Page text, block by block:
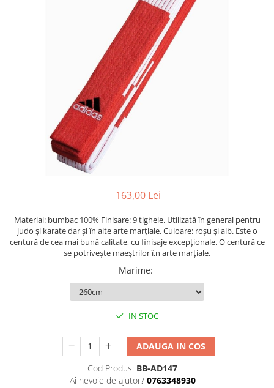
Saci box uppercut/clepsidra
Sisteme de prindere/Accesorii
Minge/Para cu dubla fixare
Platforma/Para box
Perne/Echipamente perete
ArteMartiale/Karate/Kickboxing
Kimono / Gi / Dobok Arte Martiale
Tibiere/Glezniere Arte
Martiale/Karate/Kickboxing
Centuri Arte Martiale/Karate
Arme Arte Martiale
Accesorii/Diverse
Bandaje/Fese/Manusi protectie
Palmare/Palete Box/Arte Martiale
Manechini Arte Martiale
Echipament Antrenori
Imbracaminte sport
Funii/Franghii Antrenament
Imbracaminte pt Fitness
Biciclete/Spinning
Corzi/Benzi Elastice/Expandere
Stander/Suport
163,00 Lei
Material: bumbac 100% Finisare: 9 tighele. Utilizată în general pentru
judo și karate dar și în alte arte marțiale. Culoare: roșu și alb. Este o
centură de cea mai bună calitate, cu finisaje excepţionale. O centură ce
se potriveşte maeştrilor î,n arte marţiale.
Marime:
IN STOC
ADAUGA IN COS
Cod Produs: BB-AD147
Ai nevoie de ajutor? 0763348930